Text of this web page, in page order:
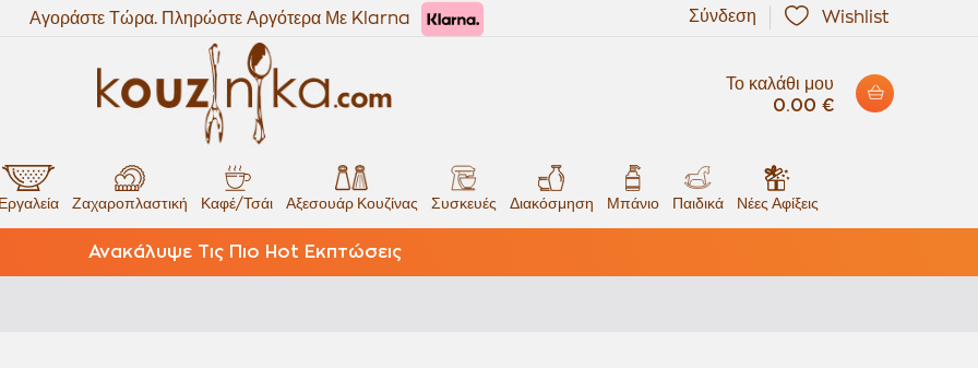
Αγοράστε Τώρα. Πληρώστε Αργότερα Με Klarna Wishlist
Σύνδεση
Το καλάθι μου
0.00 €
Εργαλεία Ζαχαροπλαστική Καφέ/Τσάι Αξεσουάρ Κουζίνας Συσκευές Διακόσμηση Μπάνιο Παιδικά Νέες Αφίξεις
Ανακάλυψε Τις Πιο Hot Εκπτώσεις